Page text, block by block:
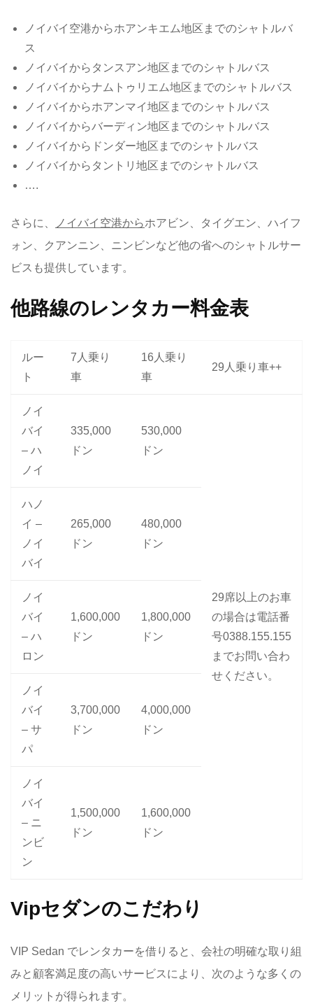
ノイバイ空港からホアンキエム地区までのシャトルバ
ス
ノイバイからタンスアン地区までのシャトルバス
ノイバイからナムトゥリエム地区までのシャトルバス
ノイバイからホアンマイ地区までのシャトルバス
ノイバイからバーディン地区までのシャトルバス
ノイバイからドンダー地区までのシャトルバス
ノイバイからタントリ地区までのシャトルバス
….
さらに、 ノイバイ空港からホアビン、タイグエン、ハイフ
ォン、クアンニン、ニンビンなど他の省へのシャトルサー
ビスも提供しています。
他路線のレンタカー料金表
ルー
ト
7人乗り
車
16人乗り
車
29人乗り車++
ノイ
バイ
– ハ
ノイ
335,000
ドン
530,000
ドン
29席以上のお車
の場合は電話番
号0388.155.155
までお問い合わ
せください。
ハノ
イ –
ノイ
バイ
265,000
ドン
480,000
ドン
ノイ
バイ
– ハ
ロン
1,600,000
ドン
1,800,000
ドン
ノイ
バイ
– サ
パ
3,700,000
ドン
4,000,000
ドン
ノイ
バイ
– ニ
ンビ
ン
1,500,000
ドン
1,600,000
ドン
Vipセダンのこだわり
VIP Sedan でレンタカーを借りると、会社の明確な取り組
みと顧客満足度の高いサービスにより、次のような多くの
メリットが得られます。